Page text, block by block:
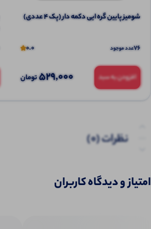
شومیز پایین گره ایی دکمه دار (پک 4 عددی)
76عدد موجود 0.0
افزودن به سبد 529,000تومان
نظرات (0)
امتیاز و دیدگاه کاربران